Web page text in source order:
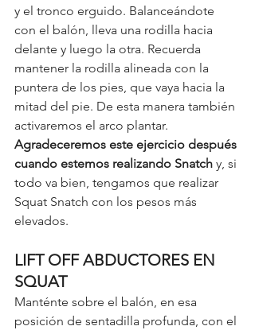
y el tronco erguido. Balanceándote
con el balón, lleva una rodilla hacia
delante y luego la otra. Recuerda
mantener la rodilla alineada con la
puntera de los pies, que vaya hacia la
mitad del pie. De esta manera también
activaremos el arco plantar.
Agradeceremos este ejercicio después
cuando estemos realizando Snatch y, si
todo va bien, tengamos que realizar
Squat Snatch con los pesos más
elevados.
LIFT OFF ABDUCTORES EN
SQUAT
Manténte sobre el balón, en esa
posición de sentadilla profunda, con el